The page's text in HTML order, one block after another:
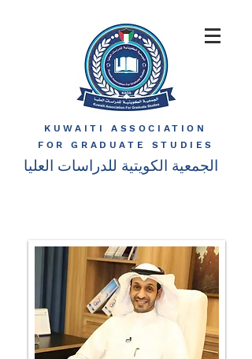
KUWAITI ASSOCIATION
FOR GRADUATE STUDIES